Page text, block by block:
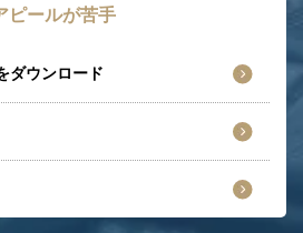
ピールが苦手
ダウンロード